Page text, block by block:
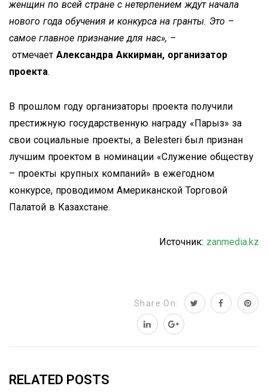
женщин по всей стране с нетерпением ждут начала
нового года обучения и конкурса на гранты. Это –
самое главное признание для нас», –
отмечает Александра Аккирман, организатор
проекта.
В прошлом году организаторы проекта получили
престижную государственную награду «Парыз» за
свои социальные проекты, а Belesteri был признан
лучшим проектом в номинации «Служение обществу
– проекты крупных компаний» в ежегодном
конкурсе, проводимом Американской Торговой
Палатой в Казахстане.
Источник: zanmedia.kz
Share On:
RELATED POSTS